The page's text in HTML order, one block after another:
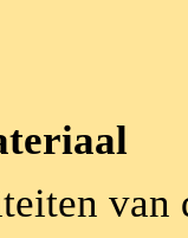
van